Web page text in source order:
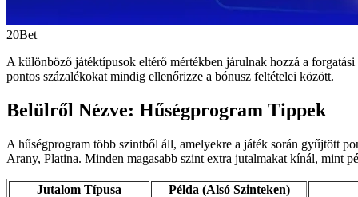
20Bet
A különböző játéktípusok eltérő mértékben járulnak hozzá a
pontos százalékokat mindig ellenőrizze a bónusz feltételei között.
Belülről Nézve: Hűségprogram Tippek
A hűségprogram több szintből áll, amelyekre a játék során gyűjtött
Arany, Platina. Minden magasabb szint extra jutalmakat kínál, mint
Jutalom Típusa Példa (Alsó Szinteken)